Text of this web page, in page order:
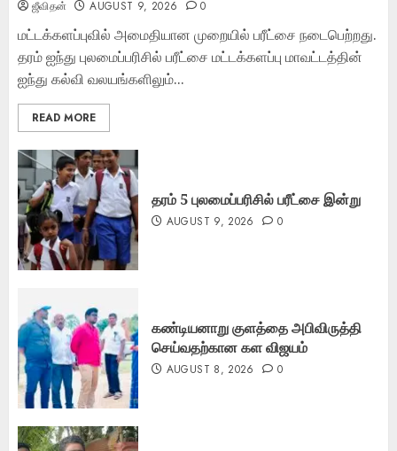
ஜீவிதன் AUGUST 9, 2026 0
மட்டக்களப்புவில் அமைதியான முறையில் பரீட்சை நடைபெற்றது.
தரம் ஐந்து புலமைப்பரிசில் பரீட்சை மட்டக்களப்பு மாவட்டத்தின்
ஐந்து கல்வி வலயங்களிலும்...
READ MORE
தரம் 5 புலமைப்பரிசில் பரீட்சை இன்று
AUGUST 9, 2026 0
கண்டியனாறு குளத்தை அபிவிருத்தி
செய்வதற்கான கள விஜயம்
AUGUST 8, 2026 0